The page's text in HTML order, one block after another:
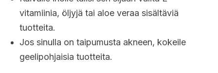
vitamiinia, öljyjä tai aloe veraa sisältäviä
tuotteita.
Jos sinulla on taipumusta akneen, kokeile
geelipohjaisia tuotteita.